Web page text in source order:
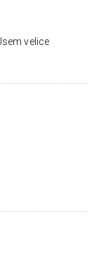
velice